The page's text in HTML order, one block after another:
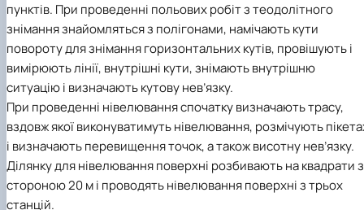
пунктів. При проведенні польових робіт з теодолітного
знімання знайомляться з полігонами, намічають кути
повороту для знімання горизонтальних кутів, провішують і
вимірюють лінії, внутрішні кути, знімають внутрішню
ситуацію і визначають кутову нев’язку.
При проведенні нівелювання спочатку визначають трасу,
вздовж якої виконуватимуть нівелювання, розмічують
і визначають перевищення точок, а також висотну нев’язку.
Ділянку для нівелювання поверхні розбивають на квадрати
стороною 20 м і проводять нівелювання поверхні з трьох
станцій.